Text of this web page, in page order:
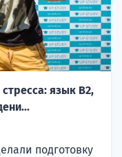
язык B2,
подготовку